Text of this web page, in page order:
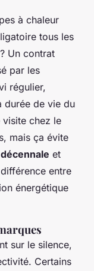
à chaleur
tous les
Un contrat
par les
régulier,
durée de vie du
visite chez le
mais ça évite
et
entre
énergétique
sur le silence,
Certains